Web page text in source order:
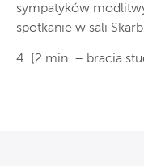
sympatyków
spotkanie w sali
4. [2 min. – bracia